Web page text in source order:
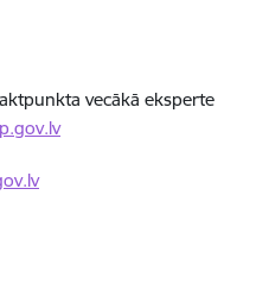
vecākā eksperte